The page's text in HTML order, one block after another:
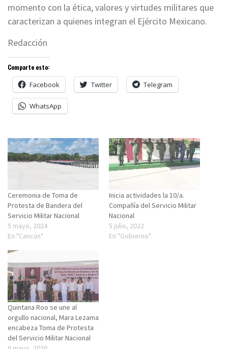
momento con la ética, valores y virtudes militares que
caracterizan a quienes integran el Ejército Mexicano.
Redacción
Comparte esto:
Facebook Twitter Telegram
WhatsApp
Ceremonia de Toma de
Protesta de Bandera del
Servicio Militar Nacional
5 mayo, 2024
En "Cancún"
Inicia actividades la 10/a.
Compañía del Servicio Militar
Nacional
5 julio, 2022
En "Gobierno"
Quintana Roo se une al
orgullo nacional, Mara Lezama
encabeza Toma de Protesta
del Servicio Militar Nacional